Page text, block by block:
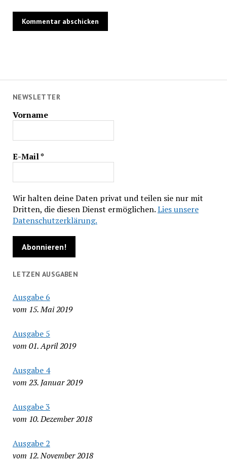
NEWSLETTER
Vorname
E-Mail*
Wir halten deine Daten privat und teilen sie nur mit
Dritten, die diesen Dienst ermöglichen.Lies unsere
Datenschutzerklärung.
LETZEN AUSGABEN
Ausgabe 6
vom 15. Mai 2019
Ausgabe 5
vom 01. April 2019
Ausgabe 4
vom 23. Januar 2019
Ausgabe 3
vom 10. Dezember 2018
Ausgabe 2
vom 12. November 2018